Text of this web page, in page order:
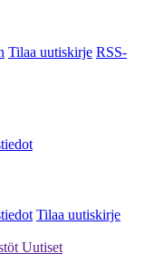
Tilaa uutiskirje RSS-
Tilaa uutiskirje
Uutiset